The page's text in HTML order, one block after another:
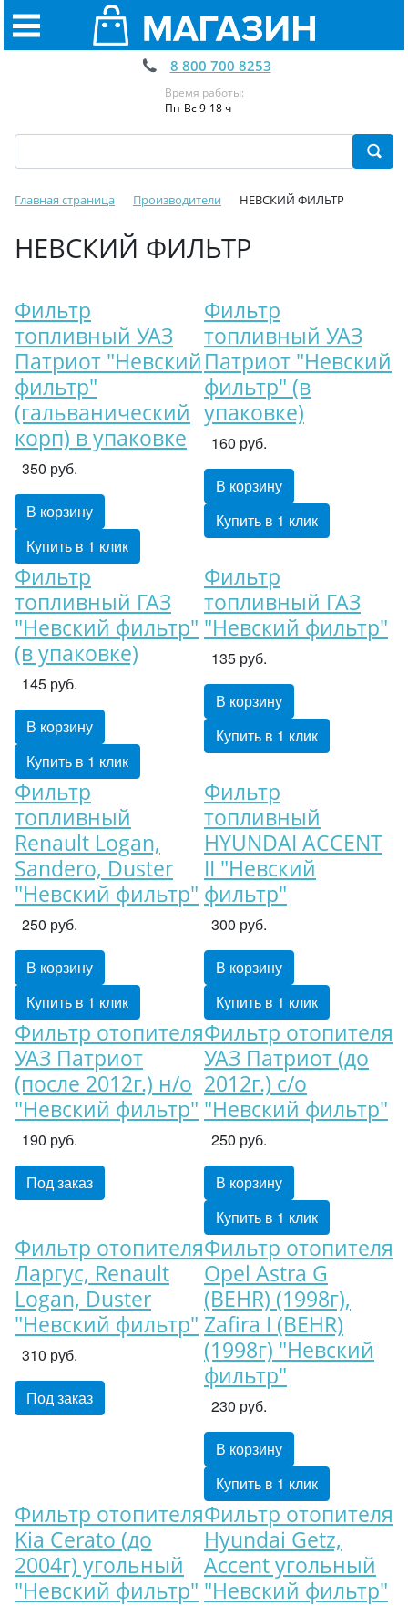
8 800 700 8253
Время работы:
Пн-Вс 9-18 ч
Главная страница Производители НЕВСКИЙ ФИЛЬТР
НЕВСКИЙ ФИЛЬТР
Фильтр
топливный УАЗ
Патриот "Невский
фильтр"
(гальванический
корп) в упаковке
350 руб.
В корзину
Купить в 1 клик
Фильтр
топливный УАЗ
Патриот "Невский
фильтр" (в
упаковке)
160 руб.
В корзину
Купить в 1 клик
Фильтр
топливный ГАЗ
"Невский фильтр"
(в упаковке)
145 руб.
В корзину
Купить в 1 клик
Фильтр
топливный ГАЗ
"Невский фильтр"
135 руб.
В корзину
Купить в 1 клик
Фильтр
топливный
Renault Logan,
Sandero, Duster
"Невский фильтр"
250 руб.
В корзину
Купить в 1 клик
Фильтр
топливный
HYUNDAI ACCENT
II "Невский
фильтр"
300 руб.
В корзину
Купить в 1 клик
Фильтр отопителя
УАЗ Патриот
(после 2012г.) н/о
"Невский фильтр"
190 руб.
Под заказ
Фильтр отопителя
УАЗ Патриот (до
2012г.) с/о
"Невский фильтр"
250 руб.
В корзину
Купить в 1 клик
Фильтр отопителя
Ларгус, Renault
Logan, Duster
"Невский фильтр"
310 руб.
Под заказ
Фильтр отопителя
Opel Astra G
(BEHR) (1998г),
Zafira I (BEHR)
(1998г) "Невский
фильтр"
230 руб.
В корзину
Купить в 1 клик
Фильтр отопителя
Kia Cerato (до
2004г) угольный
"Невский фильтр"
Фильтр отопителя
Hyundai Getz,
Accent угольный
"Невский фильтр"